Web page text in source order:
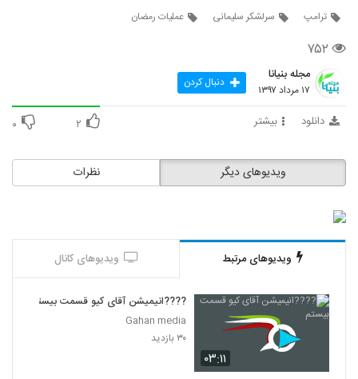
ترامپ
سرلشکر سلیمانی عملیات رمضان
۷۵۲
مجله بنیانا
۱۷ مرداد ۱۳۹۷ دنبال کردن
دانلود بیشتر ۲ ۰
نظرات ویدیوهای دیگر
ویدیوهای مرتبط ویدیوهای کانال
۰۳:۱۱
????️انیمیشن آقای کیو قسمت بیستم
Gahan media
۳۰ بازدید